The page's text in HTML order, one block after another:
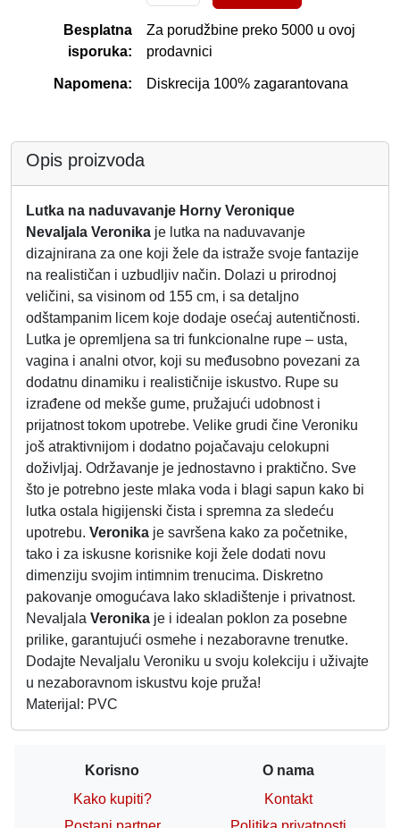
Besplatna
isporuka:
Za porudžbine preko 5000 u ovoj
prodavnici
Napomena: Diskrecija 100% zagarantovana
Opis proizvoda
Lutka na naduvavanje Horny Veronique
Nevaljala Veronika je lutka na naduvavanje
dizajnirana za one koji žele da istraže svoje fantazije
na realističan i uzbudljiv način. Dolazi u prirodnoj
veličini, sa visinom od 155 cm, i sa detaljno
odštampanim licem koje dodaje osećaj autentičnosti.
Lutka je opremljena sa tri funkcionalne rupe – usta,
vagina i analni otvor, koji su međusobno povezani za
dodatnu dinamiku i realističnije iskustvo. Rupe su
izrađene od mekše gume, pružajući udobnost i
prijatnost tokom upotrebe. Velike grudi čine Veroniku
još atraktivnijom i dodatno pojačavaju celokupni
doživljaj. Održavanje je jednostavno i praktično. Sve
što je potrebno jeste mlaka voda i blagi sapun kako bi
lutka ostala higijenski čista i spremna za sledeću
upotrebu. Veronika je savršena kako za početnike,
tako i za iskusne korisnike koji žele dodati novu
dimenziju svojim intimnim trenucima. Diskretno
pakovanje omogućava lako skladištenje i privatnost.
Nevaljala Veronika je i idealan poklon za posebne
prilike, garantujući osmehe i nezaboravne trenutke.
Dodajte Nevaljalu Veroniku u svoju kolekciju i uživajte
u nezaboravnom iskustvu koje pruža!
Materijal: PVC
Korisno
Kako kupiti?
O nama
Kontakt